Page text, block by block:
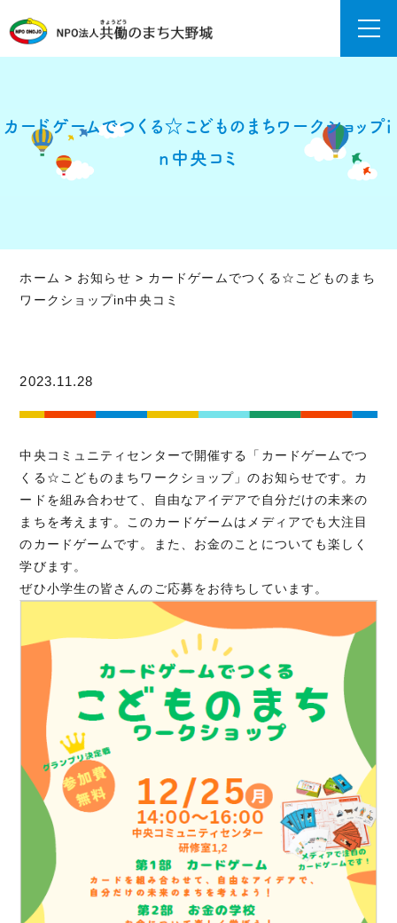
カードゲームでつくる☆こどものまちワークショップi
n中央コミ
ホーム > お知らせ > カードゲームでつくる☆こどものまち
ワークショップin中央コミ
2023.11.28
中央コミュニティセンターで開催する「カードゲームでつ
くる☆こどものまちワークショップ」のお知らせです。カ
ードを組み合わせて、自由なアイデアで自分だけの未来の
まちを考えます。このカードゲームはメディアでも大注目
のカードゲームです。また、お金のことについても楽しく
学びます。
ぜひ小学生の皆さんのご応募をお待ちしています。